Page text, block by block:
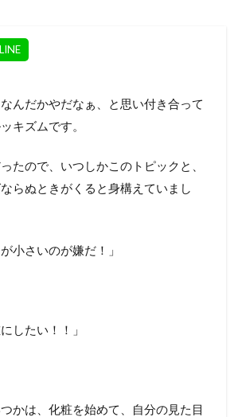
なんだかやだなぁ、と思い付き合って
キズムです。
たので、いつしかこのトピックと、
らぬときがくると身構えていまし
小さいのが嫌だ！」
したい！！」
かは、化粧を始めて、自分の見た目